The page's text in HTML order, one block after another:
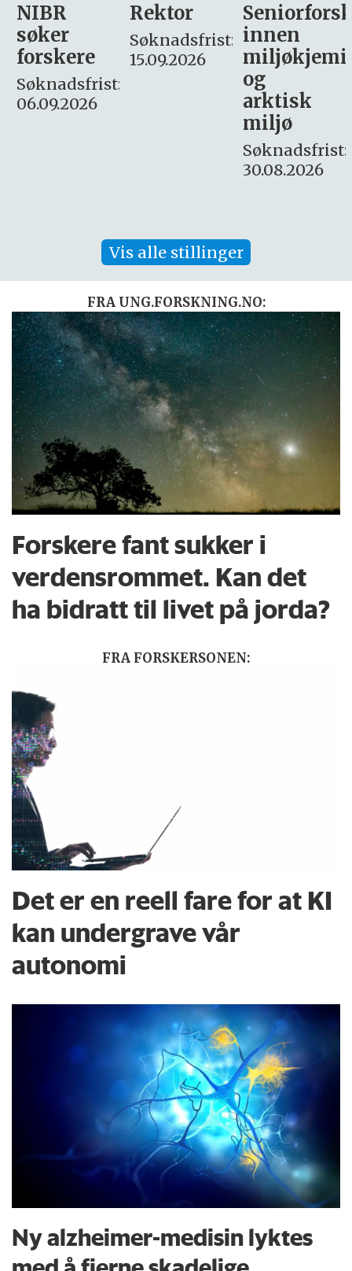
Rektor
Søknadsfrist:
15.09.2026
Seniorforsker
innen
miljøkjemi
søker
– fast
Søknadsfrist:
16. august.
Vis alle stillinger
FRA UNG.FORSKNING.NO:
Forskere fant sukker i
verdensrommet. Kan det
ha bidratt til livet på jorda?
FRA FORSKERSONEN:
Det er en reell fare for at KI
kan undergrave vår
autonomi
Ny alzheimer-medisin lyktes